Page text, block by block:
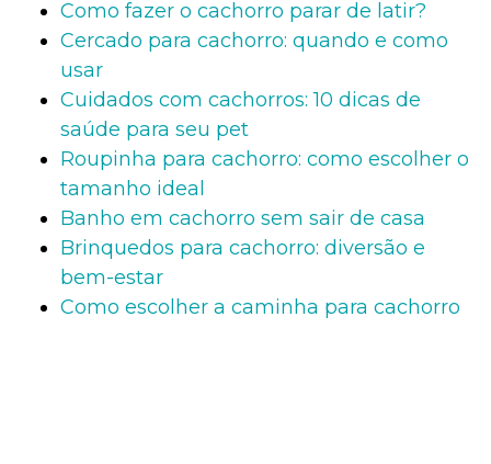
Como fazer o cachorro parar de latir?
Cercado para cachorro: quando e como
usar
Cuidados com cachorros: 10 dicas de
saúde para seu pet
Roupinha para cachorro: como escolher o
tamanho ideal
Banho em cachorro sem sair de casa
Brinquedos para cachorro: diversão e
bem-estar
Como escolher a caminha para cachorro